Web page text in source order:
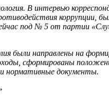
В интервью
коррупции,
под № 5 от партии
были направлены на
сформированы
нормативные документы.